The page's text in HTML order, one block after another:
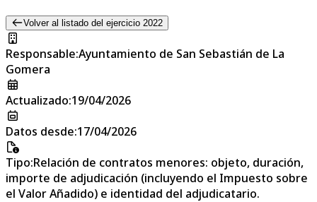
Volver al listado del ejercicio 2022
Responsable:Ayuntamiento de San Sebastián de La
Gomera
Actualizado:19/04/2026
Datos desde:17/04/2026
Tipo:Relación de contratos menores: objeto, duración,
importe de adjudicación (incluyendo el Impuesto sobre
el Valor Añadido) e identidad del adjudicatario.